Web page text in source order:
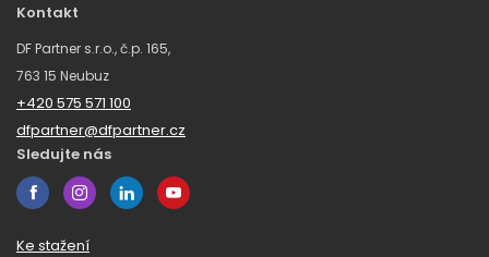
Kontakt
DF Partner s.r.o., č.p. 165,
763 15 Neubuz
+420 575 571 100
dfpartner@dfpartner.cz
Sledujte nás
Ke stažení